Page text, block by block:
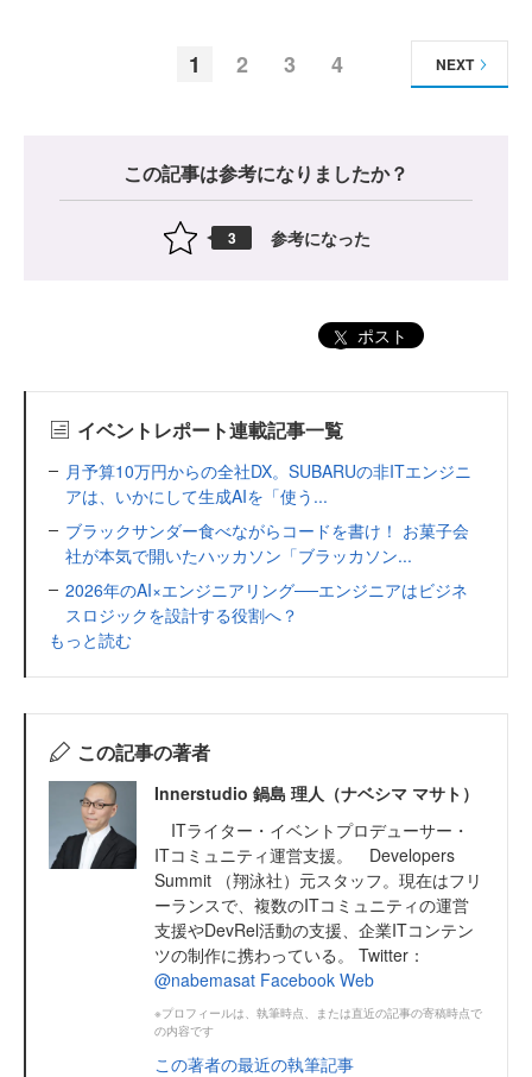
1 2 3 4 NEXT
この記事は参考になりましたか？
3 参考になった
ポスト
イベントレポート連載記事一覧
月予算10万円からの全社DX。SUBARUの非ITエンジニ
アは、いかにして生成AIを「使う...
ブラックサンダー食べながらコードを書け！ お菓子会
社が本気で開いたハッカソン「ブラッカソン...
2026年のAI×エンジニアリング──エンジニアはビジネ
スロジックを設計する役割へ？
もっと読む
この記事の著者
Innerstudio 鍋島 理人（ナベシマ マサト）
ITライター・イベントプロデューサー・
ITコミュニティ運営支援。 Developers
Summit （翔泳社）元スタッフ。現在はフリ
ーランスで、複数のITコミュニティの運営
支援やDevRel活動の支援、企業ITコンテン
ツの制作に携わっている。 Twitter：
@nabemasat Facebook Web
※プロフィールは、執筆時点、または直近の記事の寄稿時点で
の内容です
この著者の最近の執筆記事